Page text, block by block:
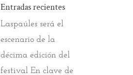
Entradas recientes
Laspaúles será el
escenario de la
décima edición del
festival En clave de